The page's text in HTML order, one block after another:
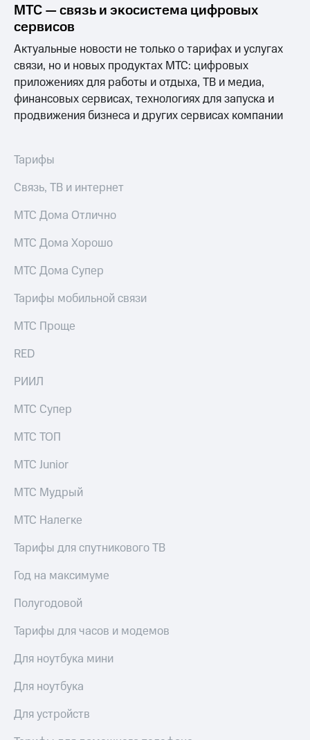
аудит
Рынок
акций
Описание
приобретения
Порядок
выкупа
Описание
Уведомление
погашении
облигаций
Реквизиты
развитие
На главную
МТС — связь и экосистема цифровых
сервисов
Актуальные новости не только о тарифах и услугах
связи, но и новых продуктах МТС: цифровых
приложениях для работы и отдыха, ТВ и медиа,
финансовых сервисах, технологиях для запуска и
продвижения бизнеса и других сервисах компании
Тарифы
Связь, ТВ и интернет
МТС Дома Отлично
МТС Дома Хорошо
МТС Дома Супер
Тарифы мобильной связи
МТС Проще
RED
РИИЛ
МТС Супер
МТС ТОП
МТС Junior
МТС Мудрый
МТС Налегке
Тарифы для спутникового ТВ
Год на максимуме
Полугодовой
Тарифы для часов и модемов
Для ноутбука мини
Для ноутбука
Для устройств